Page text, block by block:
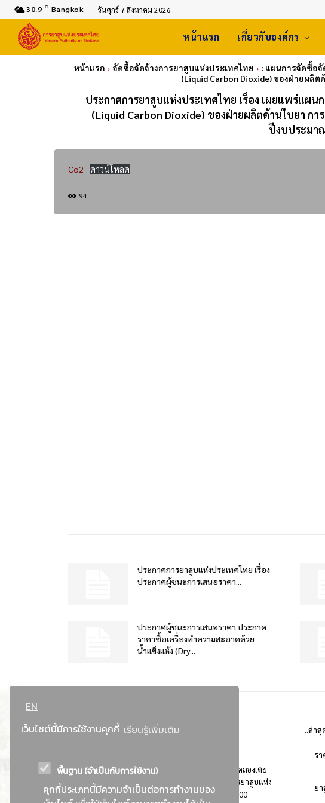
EN
เว็บไซต์นี้มีการใช้งานคุกกี้ เรียนรู้เพิ่มเติม
พื้นฐาน (จำเป็นกับการใช้งาน)
คุกกี้ประเภทนี้มีความจำเป็นต่อการทำงานของ
30.9 C Bangkok วันศุกร์ 7 สิงหาคม 2026
หน้าแรก เกี่ยวกับองค์กร
หน้าแรก จัดซื้อจัดจ้างการยาสูบแห่งประเทศไทย : แผนการจัดซื้อจั
(Liquid Carbon Dioxide) ของฝ่ายผลิ
ประกาศการยาสูบแห่งประเทศไทย เรื่อง เผยแพร่แผ
(Liquid Carbon Dioxide) ของฝ่ายผลิตด้านใบยา ก
ปีงบประม
Co2 ดาวน์โหลด
94
ประกาศการยาสูบแห่งประเทศไทย เรื่อง
ประกาศผู้ชนะการเสนอราคา...
ประกาศผู้ชนะการเสนอราคา ประกวด
ราคาซื้อเครื่องทำความสะอาดด้วย
น้ำแข็งแห้ง (Dry...
ที่อยู่ : 184 ถนนพระรามที่ 4 แขวงคลองเตย เขตคลองเตย
กรุงเทพมหานคร 10110 ติดต่อประชาสัมพันธ์ การยาสูบแห่ง
ประเทศไทย Call center โทร. 0-2229-1000
..ล่าสุ
ร
ย